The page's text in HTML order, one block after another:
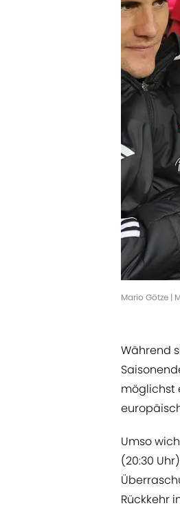
Mario Götze |
Während
möglichst
Umso
(20:30
Rückkehr